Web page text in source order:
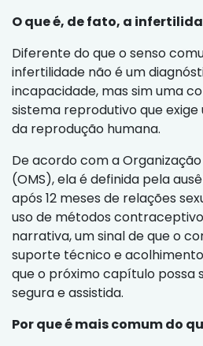
O que é, de fato, a
Diferente do que o senso
infertilidade não é um
incapacidade, mas sim uma
sistema reprodutivo que
da reprodução humana.
De acordo com a
(OMS), ela é definida pela
após 12 meses de relações
uso de métodos
narrativa, um sinal de que o
suporte técnico e
que o próximo capítulo possa
segura e assistida.
Por que é mais comum do